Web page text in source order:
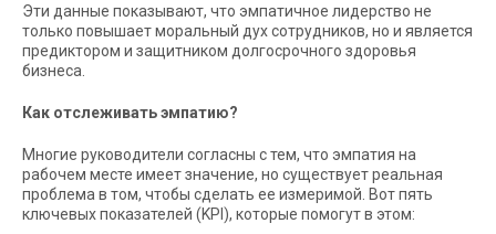
Эти данные показывают, что эмпатичное лидерство не
только повышает моральный дух сотрудников, но и является
предиктором и защитником долгосрочного здоровья
бизнеса.
Как отслеживать эмпатию?
Многие руководители согласны с тем, что эмпатия на
рабочем месте имеет значение, но существует реальная
проблема в том, чтобы сделать ее измеримой. Вот пять
ключевых показателей (KPI), которые помогут в этом: